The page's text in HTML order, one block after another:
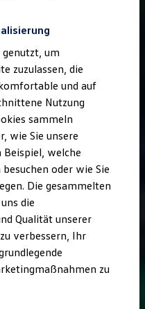
Nutzfahrzeuge
& Inspektion
Volkswagen Nutzfahrzeuge
genutzt, um
zuzulassen, die
und auf
Nutzung
sammeln
wie Sie unsere
welche
oder wie Sie
Die gesammelten
die
Qualität unserer
verbessern, Ihr
zu